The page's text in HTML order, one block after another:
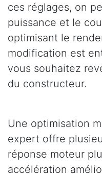
ces réglages, on
puissance et le
optimisant le
modification est
vous souhaitez
du constructeur.
Une optimisation
expert offre
réponse moteur
accélération